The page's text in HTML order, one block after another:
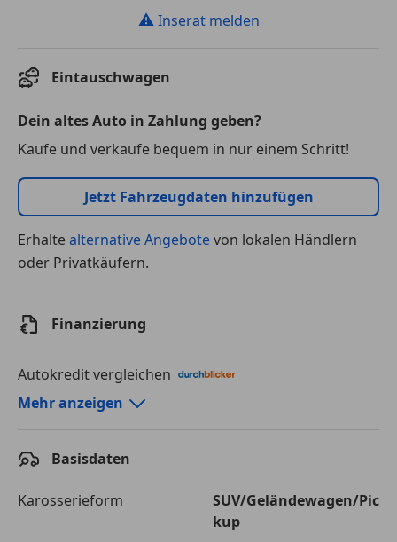
⚠ Inserat melden
Eintauschwagen
Dein altes Auto in Zahlung geben?
Kaufe und verkaufe bequem in nur einem Schritt!
Jetzt Fahrzeugdaten hinzufügen
Erhaltealternative Angebotevon lokalen Händlern
oder Privatkäufern.
Finanzierung
Autokredit vergleichen
Autokredit-Rechner von durchblicker.at
120 Monate
Mehr anzeigen
Basisdaten
Karosserieform
SUV/Geländewagen/Pic
kup